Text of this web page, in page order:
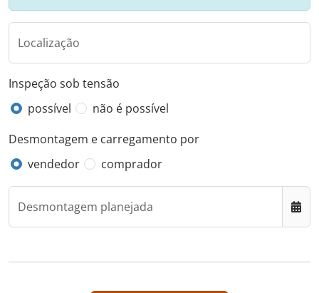
Localização
Inspeção sob tensão
possível
não é possível
Desmontagem e carregamento por
vendedor
comprador
Desmontagem planejada